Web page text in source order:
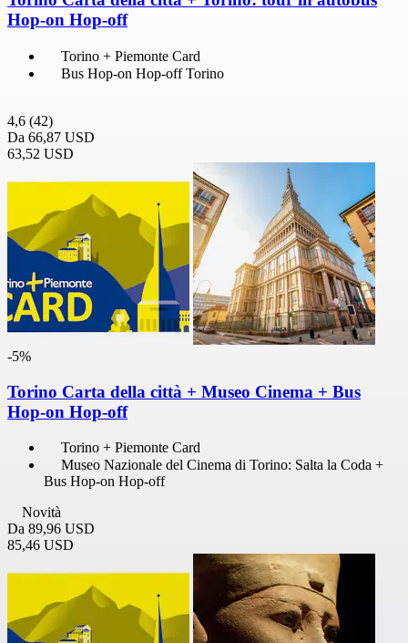
Hop-on Hop-off
Torino + Piemonte Card
Bus Hop-on Hop-off Torino
4,6 (42)
Da 66,87 USD
63,52 USD
-5%
Torino Carta della città + Museo Cinema + Bus
Hop-on Hop-off
Torino + Piemonte Card
Museo Nazionale del Cinema di Torino: Salta la Coda +
Bus Hop-on Hop-off
Novità
Da 89,96 USD
85,46 USD